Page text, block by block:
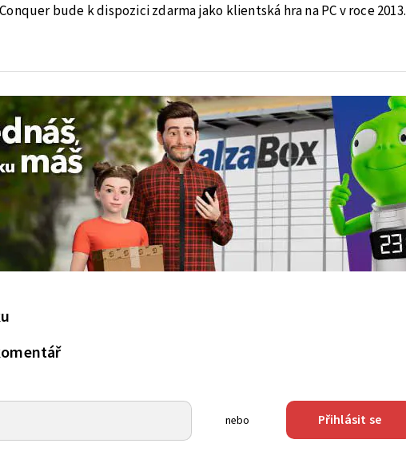
bude k dispozici zdarma jako klientská hra na PC v roce 2013.
nebo Přihlásit se